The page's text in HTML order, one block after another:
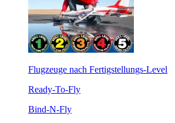
Flugzeuge nach Fertigstellungs-Level
Ready-To-Fly
Bind-N-Fly